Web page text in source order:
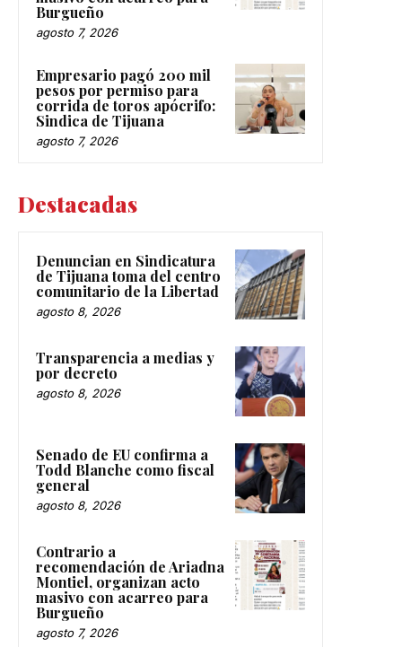
Burgueño
agosto 7, 2026
Empresario pagó 200 mil
pesos por permiso para
corrida de toros apócrifo:
Sindica de Tijuana
agosto 7, 2026
Destacadas
Denuncian en Sindicatura
de Tijuana toma del centro
comunitario de la Libertad
agosto 8, 2026
Transparencia a medias y
por decreto
agosto 8, 2026
Senado de EU confirma a
Todd Blanche como fiscal
general
agosto 8, 2026
Contrario a
recomendación de Ariadna
Montiel, organizan acto
masivo con acarreo para
Burgueño
agosto 7, 2026